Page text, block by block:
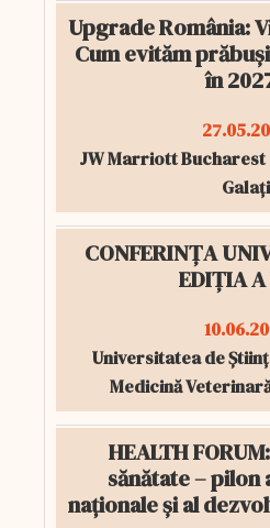
Upgrade România:
Cum evităm
în
JW Marriott Bucharest
Galați
CONFERINȚA
EDIȚIA
Universitatea de
Medicină
HEALTH
sănătate –
naționale și al